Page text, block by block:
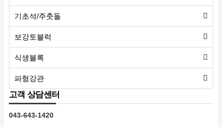
기초석/주춧돌
보강토블럭
식생블록
파형강관
고객 상담센터
043-643-1420